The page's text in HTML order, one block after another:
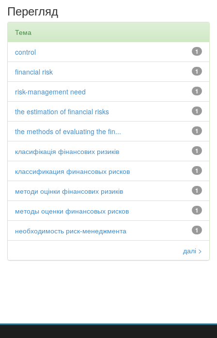
Перегляд
Тема
1
control
1
financial risk
1
risk-management need
1
the estimation of financial risks
1
the methods of evaluating the fin...
1
класифікація фінансових ризиків
1
классификация финансовых рисков
1
методи оцінки фінансових ризиків
1
методы оценки финансовых рисков
1
необходимость риск-менеджмента
далі >